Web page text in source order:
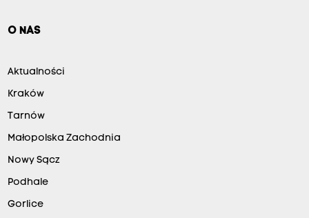
O NAS
Aktualności
Kraków
Tarnów
Małopolska Zachodnia
Nowy Sącz
Podhale
Gorlice